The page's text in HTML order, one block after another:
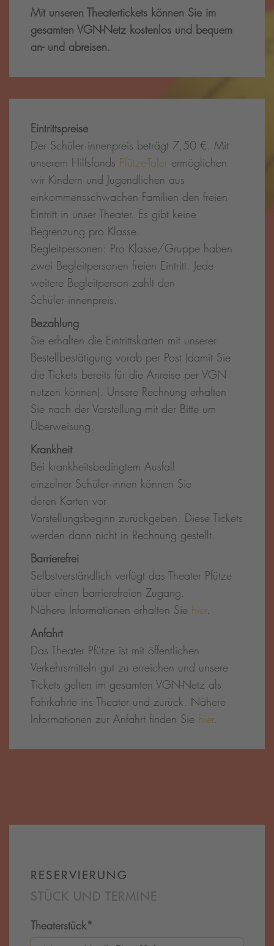
Mit unseren Theatertickets können Sie im
gesamten VGN-Netz kostenlos und bequem
an- und abreisen.
Eintrittspreise
Der Schüler·innenpreis beträgt 7,50 €. Mit
unserem Hilfsfonds Pfütze-Taler ermöglichen
wir Kindern und Jugendlichen aus
einkommensschwachen Familien den freien
Eintritt in unser Theater. Es gibt keine
Begrenzung pro Klasse.
Begleitpersonen: Pro Klasse/Gruppe haben
zwei Begleitpersonen freien Eintritt. Jede
weitere Begleitperson zahlt den
Schüler·innenpreis.
Bezahlung
Sie erhalten die Eintrittskarten mit unserer
Bestellbestätigung vorab per Post (damit Sie
die Tickets bereits für die Anreise per VGN
nutzen können). Unsere Rechnung erhalten
Sie nach der Vorstellung mit der Bitte um
Überweisung.
Krankheit
Bei krankheitsbedingtem Ausfall
einzelner Schüler·innen können Sie
deren Karten vor
Vorstellungsbeginn zurückgeben. Diese Tickets
werden dann nicht in Rechnung gestellt.
Barrierefrei
Selbstverständlich verfügt das Theater Pfütze
über einen barrierefreien Zugang.
Nähere Informationen erhalten Sie hier.
Anfahrt
Das Theater Pfütze ist mit öffentlichen
Verkehrsmitteln gut zu erreichen und unsere
Tickets gelten im gesamten VGN-Netz als
Fahrkahrte ins Theater und zurück. Nähere
Informationen zur Anfahrt finden Sie hier.
RESERVIERUNG
STÜCK UND TERMINE
Theaterstück*